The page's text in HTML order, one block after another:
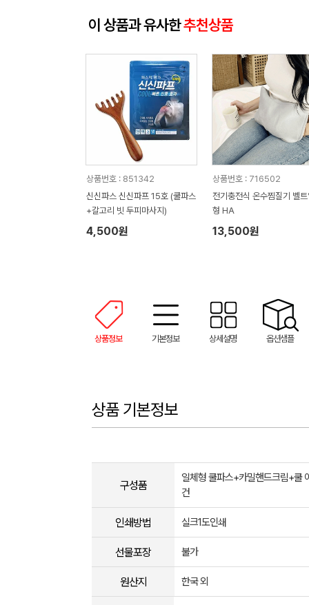
이 상품과 유사한추천상품
상품번호 : 851342
신신파스 신신파프 15호 (쿨파스
+갈고리 빗 두피마사지)
4,500원
상품번호 : 716502
전기충전식 온수찜질기 벨
형 HA
13,500원
상품정보 기본정보 상세설명 옵션샘플
상품 기본정보
구성품
일체형 쿨파스+카밀핸드크림+쿨
건
인쇄방법 실크1도인쇄
선물포장 불가
원산지 한국 외